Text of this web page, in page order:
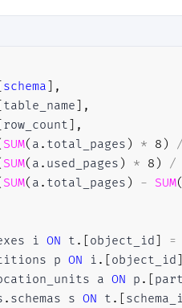
schema
,
table_name
,
row_count
,
SUM( a . total_pages ) * 8 ) /
SUM( a . used_pages ) * 8 ) /
SUM( a . total_pages ) - SUM(
i ON t . object_id =
p ON i . object_id
a ON p .
. schemas s ON t .